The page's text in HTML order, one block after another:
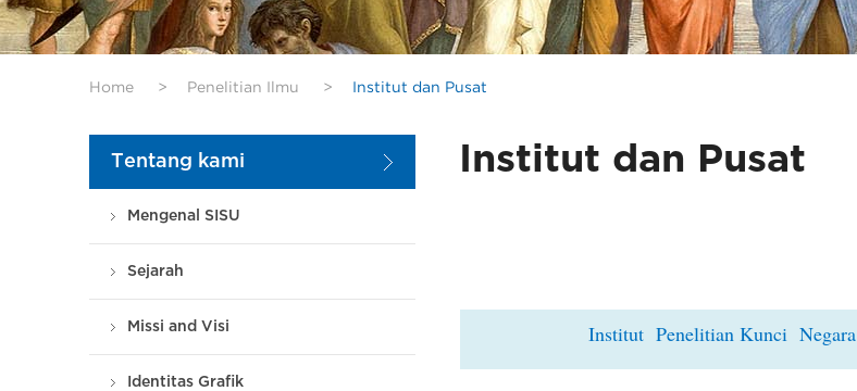
Home > Penelitian Ilmu > Institut dan Pusat
Tentang kami
Mengenal SISU
Sejarah
Missi and Visi
Identitas Grafik
Institut dan Pusat
Institut Penelitian Kunci Negara